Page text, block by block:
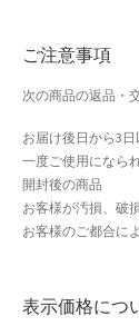
セール
テスト 「テー
ハロウィン特集
ご注意事項
次の商品の返品・
お届け後日から3
一度ご使用になら
開封後の商品
お客様が汚損、破
お客様のご都合に
表示価格につ